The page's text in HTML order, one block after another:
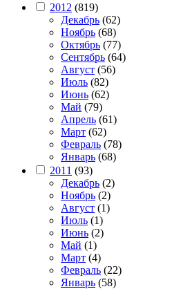
2012 (819)
Декабрь (62)
Ноябрь (68)
Октябрь (77)
Сентябрь (64)
Август (56)
Июль (82)
Июнь (62)
Май (79)
Апрель (61)
Март (62)
Февраль (78)
Январь (68)
2011 (93)
Декабрь (2)
Ноябрь (2)
Август (1)
Июль (1)
Июнь (2)
Май (1)
Март (4)
Февраль (22)
Январь (58)